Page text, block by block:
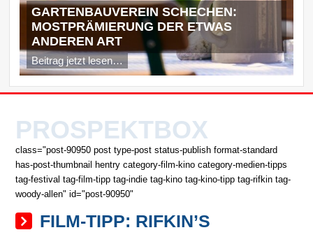
GARTENBAUVEREIN SCHECHEN:
MOSTPRÄMIERUNG DER ETWAS
ANDEREN ART
Beitrag jetzt lesen…
PROSPEKTBOX
class="post-90950 post type-post status-publish format-standard
has-post-thumbnail hentry category-film-kino category-medien-tipps
tag-festival tag-film-tipp tag-indie tag-kino tag-kino-tipp tag-rifkin tag-
woody-allen" id="post-90950"
FILM-TIPP: RIFKIN’S